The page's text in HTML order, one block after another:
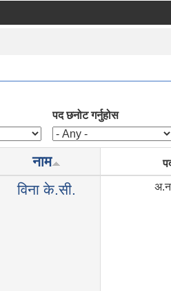
पद छनोट गर्नुहोस
नाम
विना के.सी.